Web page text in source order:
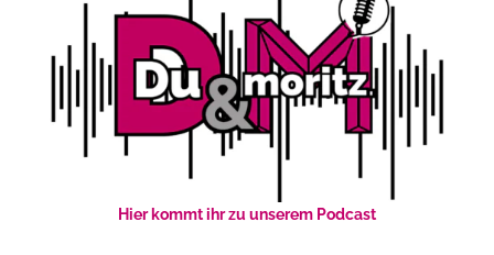
Hier kommt ihr zu unserem Podcast